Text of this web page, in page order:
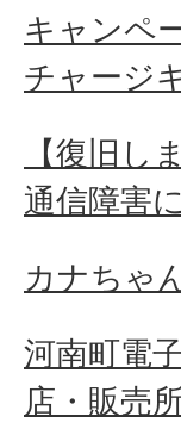
キャンペ
チャージ
【復旧
通信障害
カナちゃ
河南町電
店・販売